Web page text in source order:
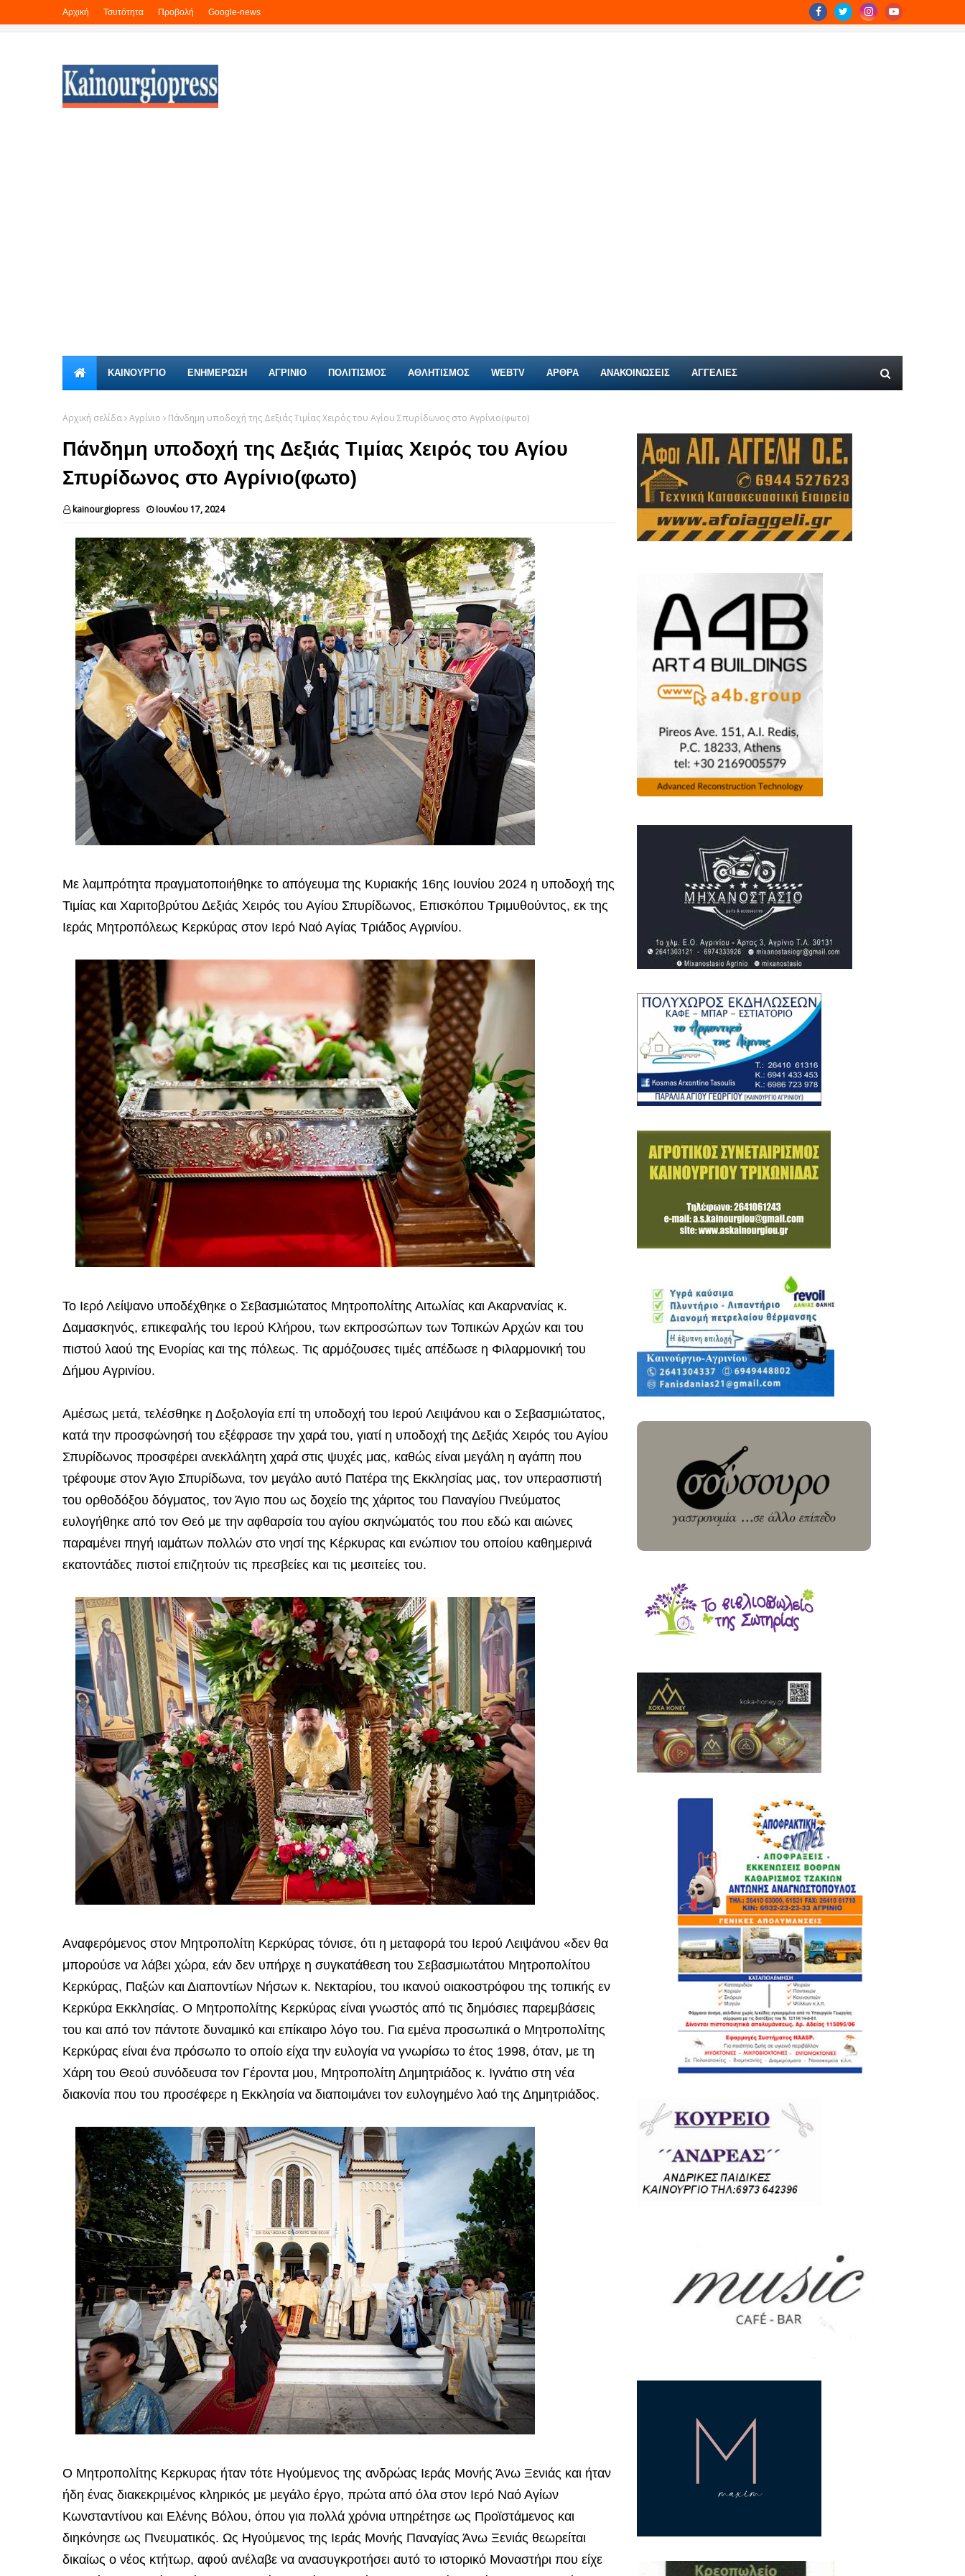
Αρχική Τσυτότητα Προβολή Google-news
ΚΑΙΝΟΎΡΓΙΟ ΕΝΗΜΕΡΩΣΗ ΑΓΡΙΝΙΟ ΠΟΛΙΤΙΣΜΟΣ ΑΘΛΗΤΙΣΜΟΣ WEBTV ΑΡΘΡΑ ΑΝΑΚΟΙΝΩΣΕΙΣ ΑΓΓΕΛΊΕΣ
Αρχική σελίδα Αγρίνιο Πάνδημη υποδοχή της Δεξιάς Τιμίας Χειρός του Αγίου Σπυρίδωνος στο Αγρίνιο(φωτο)
Πάνδημη υποδοχή της Δεξιάς Τιμίας Χειρός του Αγίου
Σπυρίδωνος στο Αγρίνιο(φωτο)
kainourgiopress Ιουνίου 17, 2024
Με λαμπρότητα πραγματοποιήθηκε το απόγευμα της Κυριακής 16ης Ιουνίου 2024 η υποδοχή της
Τιμίας και Χαριτοβρύτου Δεξιάς Χειρός του Αγίου Σπυρίδωνος, Επισκόπου Τριμυθούντος, εκ της
Ιεράς Μητροπόλεως Κερκύρας στον Ιερό Ναό Αγίας Τριάδος Αγρινίου.
Το Ιερό Λείψανο υποδέχθηκε ο Σεβασμιώτατος Μητροπολίτης Αιτωλίας και Ακαρνανίας κ.
Δαμασκηνός, επικεφαλής του Ιερού Κλήρου, των εκπροσώπων των Τοπικών Αρχών και του
πιστού λαού της Ενορίας και της πόλεως. Τις αρμόζουσες τιμές απέδωσε η Φιλαρμονική του
Δήμου Αγρινίου.
Αμέσως μετά, τελέσθηκε η Δοξολογία επί τη υποδοχή του Ιερού Λειψάνου και ο Σεβασμιώτατος,
κατά την προσφώνησή του εξέφρασε την χαρά του, γιατί η υποδοχή της Δεξιάς Χειρός του Αγίου
Σπυρίδωνος προσφέρει ανεκλάλητη χαρά στις ψυχές μας, καθώς είναι μεγάλη η αγάπη που
τρέφουμε στον Άγιο Σπυρίδωνα, τον μεγάλο αυτό Πατέρα της Εκκλησίας μας, τον υπερασπιστή
του ορθοδόξου δόγματος, τον Άγιο που ως δοχείο της χάριτος του Παναγίου Πνεύματος
ευλογήθηκε από τον Θεό με την αφθαρσία του αγίου σκηνώματός του που εδώ και αιώνες
παραμένει πηγή ιαμάτων πολλών στο νησί της Κέρκυρας και ενώπιον του οποίου καθημερινά
εκατοντάδες πιστοί επιζητούν τις πρεσβείες και τις μεσιτείες του.
Αναφερόμενος στον Μητροπολίτη Κερκύρας τόνισε, ότι η μεταφορά του Ιερού Λειψάνου «δεν θα
μπορούσε να λάβει χώρα, εάν δεν υπήρχε η συγκατάθεση του Σεβασμιωτάτου Μητροπολίτου
Κερκύρας, Παξών και Διαποντίων Νήσων κ. Νεκταρίου, του ικανού οιακοστρόφου της τοπικής εν
Κερκύρα Εκκλησίας. Ο Μητροπολίτης Κερκύρας είναι γνωστός από τις δημόσιες παρεμβάσεις
του και από τον πάντοτε δυναμικό και επίκαιρο λόγο του. Για εμένα προσωπικά ο Μητροπολίτης
Κερκύρας είναι ένα πρόσωπο το οποίο είχα την ευλογία να γνωρίσω το έτος 1998, όταν, με τη
Χάρη του Θεού συνόδευσα τον Γέροντα μου, Μητροπολίτη Δημητριάδος κ. Ιγνάτιο στη νέα
διακονία που του προσέφερε η Εκκλησία να διαποιμάνει τον ευλογημένο λαό της Δημητριάδος.
Ο Μητροπολίτης Κερκυρας ήταν τότε Ηγούμενος της ανδρώας Ιεράς Μονής Άνω Ξενιάς και ήταν
ήδη ένας διακεκριμένος κληρικός με μεγάλο έργο, πρώτα από όλα στον Ιερό Ναό Αγίων
Κωνσταντίνου και Ελένης Βόλου, όπου για πολλά χρόνια υπηρέτησε ως Προϊστάμενος και
διηκόνησε ως Πνευματικός. Ως Ηγούμενος της Ιεράς Μονής Παναγίας Άνω Ξενιάς θεωρείται
δικαίως ο νέος κτήτωρ, αφού ανέλαβε να ανασυγκροτήσει αυτό το ιστορικό Μοναστήρι που είχε